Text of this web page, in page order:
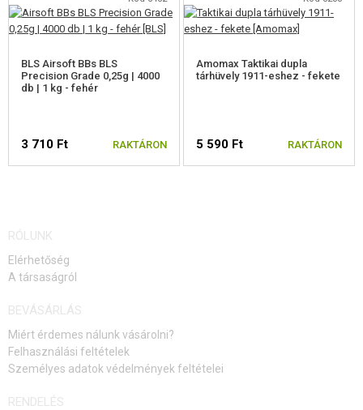
BLS Airsoft BBs BLS
Precision Grade 0,25g | 4000
db | 1 kg - fehér
3 710 Ft RAKTÁRON
Amomax Taktikai dupla
tárhüvely 1911-eshez - fekete
5 590 Ft RAKTÁRON
RÓLUNK
Elérhetőség
A társaságról
BEVÁSÁRLÁS
Miért érdemes nálunk vásárolni?
Felhasználási feltételek
Személyes adatok védelmények feltételei
RENDELÉS